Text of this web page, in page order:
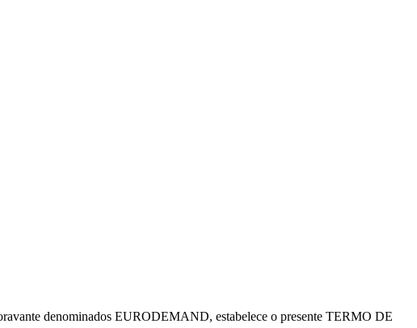
denominados EURODEMAND, estabelece o presente TERMO DE